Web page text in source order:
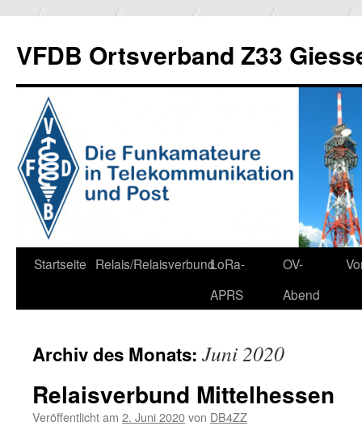
springen
VFDB Ortsverband Z33
Startseite Relais/RelaisverbundLoRa-
APRS
OV-
Abend
Archiv des Monats: Juni 2020
Relaisverbund Mittelhessen
Veröffentlicht am 2. Juni 2020von DB4ZZ